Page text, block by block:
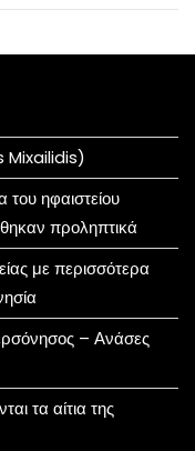
Mixailidis)
ηφαιστείου
προληπτικά
με περισσότερα
– Ανάσες
τα αίτια της